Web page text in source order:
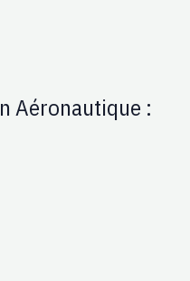
Aéronautique :